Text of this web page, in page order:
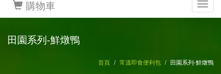
購物車
田園系列-鮮燉鴨
首頁 常溫即食便利包 田園系列-鮮燉鴨